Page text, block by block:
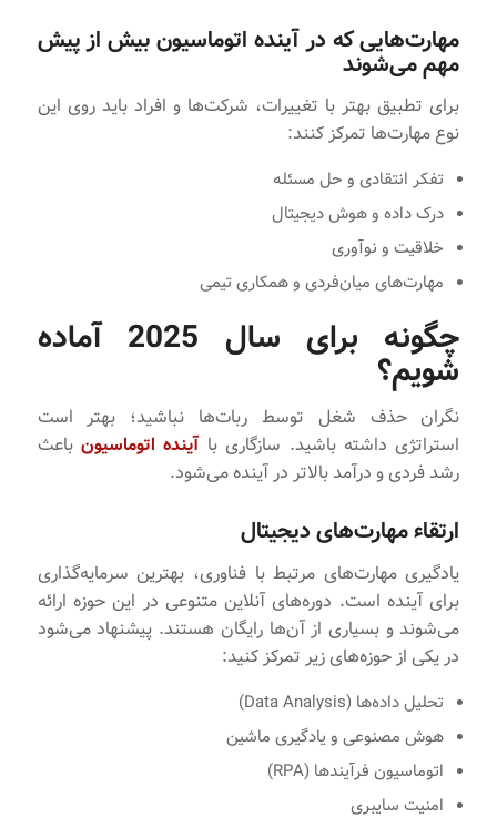
مهارت‌هایی که در آینده اتوماسیون بیش از پیش
مهم می‌شوند
برای تطبیق بهتر با تغییرات، شرکت‌ها و افراد باید روی این
نوع مهارت‌ها تمرکز کنند:
تفکر انتقادی و حل مسئله
درک داده و هوش دیجیتال
خلاقیت و نوآوری
مهارت‌های میان‌فردی و همکاری تیمی
چگونه برای سال 2025 آماده
شویم؟
نگران حذف شغل توسط ربات‌ها نباشید؛ بهتر است
استراتژی داشته باشید. سازگاری باآینده اتوماسیونباعث
رشد فردی و درآمد بالاتر در آینده می‌شود.
ارتقاء مهارت‌های دیجیتال
یادگیری مهارت‌های مرتبط با فناوری، بهترین سرمایه‌گذاری
برای آینده است. دوره‌های آنلاین متنوعی در این حوزه ارائه
می‌شوند و بسیاری از آن‌ها رایگان هستند. پیشنهاد می‌شود
در یکی از حوزه‌های زیر تمرکز کنید:
تحلیل داده‌ها (Data Analysis)
هوش مصنوعی و یادگیری ماشین
اتوماسیون فرآیندها (RPA)
امنیت سایبری